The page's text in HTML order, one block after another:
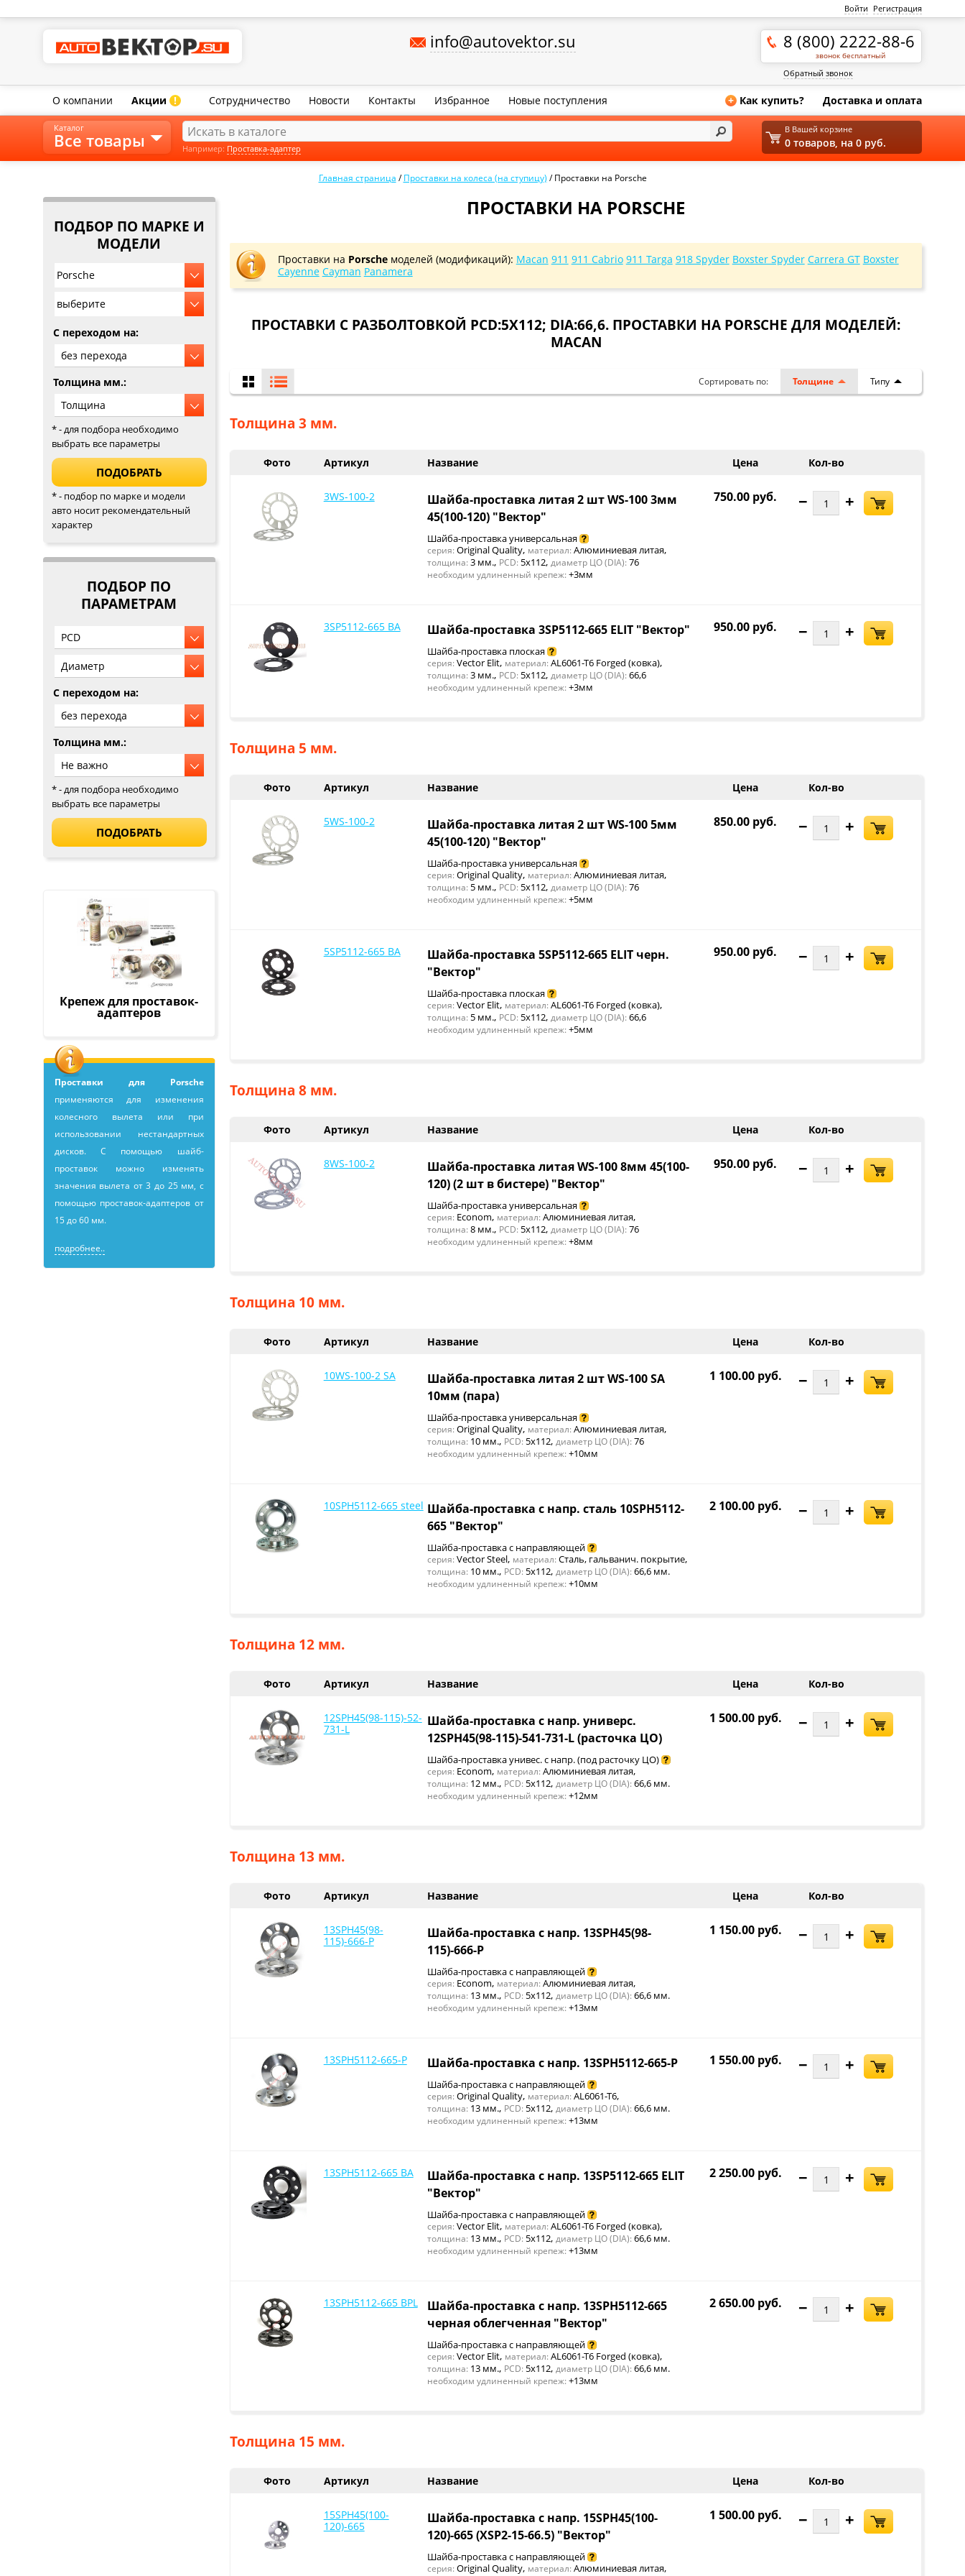
Войти Регистрация
info@autovektor.su 8 (800) 2222-88-6
звонок бесплатный
Обратный звонок
О компании Акции ! Сотрудничество Новости Контакты Избранное Новые поступления + Как купить? Доставка и оплата
Главная страница /Проставки на колеса (на ступицу) /Проставки на Porsche
ПОДБОР ПО МАРКЕ И
МОДЕЛИ
Porsche
выберите
C переходом на:
Толщина мм.:
* - для подбора необходимо
выбрать все параметры
* - подбор по марке и модели
авто носит рекомендательный
характер
ПОДБОР ПО
ПАРАМЕТРАМ
C переходом на:
Толщина мм.:
* - для подбора необходимо
выбрать все параметры
Крепеж для проставок-
адаптеров
Проставки для Porsche
применяютcя для изменения
колесного вылета или при
использовании нестандартных
дисков. С помощью шайб-
проставок можно изменять
значения вылета от 3 до 25 мм, с
помощью проставок-адаптеров от
15 до 60 мм.
подробнее..
ПРОСТАВКИ НА PORSCHE
Проставки на Porscheмоделей (модификаций): Macan 911 911 Cabrio 911 Targa 918 Spyder Boxster Spyder Carrera GT Boxster
Cayenne Cayman Panamera
ПРОСТАВКИ С РАЗБОЛТОВКОЙ PCD:5X112; DIA:66,6. ПРОСТАВКИ НА PORSCHE ДЛЯ МОДЕЛЕЙ:
MACAN
Сортировать по: Толщине Типу
Толщина 3 мм.
Фото Артикул Кол-во
Цена
Название
3WS-100-2 − +
750.00 руб.
Шайба-проставка литая 2 шт WS-100 3мм
45(100-120) "Вектор"
Шайба-проставка универсальная
серия: Original Quality, материал: Алюминиевая литая,
толщина: 3 мм., PCD: 5x112,диаметр ЦО (DIA): 76
необходим удлиненный крепеж: +3мм
3SP5112-665 BA − +
950.00 руб.
Шайба-проставка 3SP5112-665 ELIT "Вектор"
Шайба-проставка плоская
серия: Vector Elit, материал: AL6061-T6 Forged (ковка),
толщина: 3 мм., PCD: 5x112,диаметр ЦО (DIA): 66,6
необходим удлиненный крепеж: +3мм
Толщина 5 мм.
Фото Артикул Кол-во
Цена
Название
5WS-100-2 − +
850.00 руб.
Шайба-проставка литая 2 шт WS-100 5мм
45(100-120) "Вектор"
Шайба-проставка универсальная
серия: Original Quality, материал: Алюминиевая литая,
толщина: 5 мм., PCD: 5x112,диаметр ЦО (DIA): 76
необходим удлиненный крепеж: +5мм
5SP5112-665 BA − +
950.00 руб.
Шайба-проставка 5SP5112-665 ELIT черн.
"Вектор"
Шайба-проставка плоская
серия: Vector Elit, материал: AL6061-T6 Forged (ковка),
толщина: 5 мм., PCD: 5x112,диаметр ЦО (DIA): 66,6
необходим удлиненный крепеж: +5мм
Толщина 8 мм.
Фото Артикул Кол-во
Цена
Название
8WS-100-2 − +
950.00 руб.
Шайба-проставка литая WS-100 8мм 45(100-
120) (2 шт в бистере) "Вектор"
Шайба-проставка универсальная
серия: Econom, материал: Алюминиевая литая,
толщина: 8 мм., PCD: 5x112,диаметр ЦО (DIA): 76
необходим удлиненный крепеж: +8мм
Толщина 10 мм.
Фото Артикул Кол-во
Цена
Название
10WS-100-2 SA − +
1 100.00 руб.
Шайба-проставка литая 2 шт WS-100 SA
10мм (пара)
Шайба-проставка универсальная
серия: Original Quality, материал: Алюминиевая литая,
толщина: 10 мм., PCD: 5x112,диаметр ЦО (DIA): 76
необходим удлиненный крепеж: +10мм
10SPH5112-665 steel − +
2 100.00 руб.
Шайба-проставка с напр. сталь 10SPH5112-
665 "Вектор"
Шайба-проставка с направляющей
серия: Vector Steel, материал: Сталь, гальванич. покрытие,
толщина: 10 мм., PCD: 5x112,диаметр ЦО (DIA): 66,6 мм.
необходим удлиненный крепеж: +10мм
Толщина 12 мм.
Фото Артикул Кол-во
Цена
Название
12SPH45(98-115)-52-
731-L
− +
1 500.00 руб.
Шайба-проставка с напр. универс.
12SPH45(98-115)-541-731-L (расточка ЦО)
Шайба-проставка унивес. с напр. (под расточку ЦО)
серия: Econom, материал: Алюминиевая литая,
толщина: 12 мм., PCD: 5x112,диаметр ЦО (DIA): 66,6 мм.
необходим удлиненный крепеж: +12мм
Толщина 13 мм.
Фото Артикул Кол-во
Цена
Название
13SPH45(98-
115)-666-P
− +
1 150.00 руб.
Шайба-проставка с напр. 13SPH45(98-
115)-666-P
Шайба-проставка с направляющей
серия: Econom, материал: Алюминиевая литая,
толщина: 13 мм., PCD: 5x112,диаметр ЦО (DIA): 66,6 мм.
необходим удлиненный крепеж: +13мм
13SPH5112-665-P − +
1 550.00 руб.
Шайба-проставка с напр. 13SPH5112-665-P
Шайба-проставка с направляющей
серия: Original Quality, материал: AL6061-T6,
толщина: 13 мм., PCD: 5x112,диаметр ЦО (DIA): 66,6 мм.
необходим удлиненный крепеж: +13мм
13SPH5112-665 BA − +
2 250.00 руб.
Шайба-проставка с напр. 13SP5112-665 ELIT
"Вектор"
Шайба-проставка с направляющей
серия: Vector Elit, материал: AL6061-T6 Forged (ковка),
толщина: 13 мм., PCD: 5x112,диаметр ЦО (DIA): 66,6 мм.
необходим удлиненный крепеж: +13мм
13SPH5112-665 BPL − +
2 650.00 руб.
Шайба-проставка с напр. 13SPH5112-665
черная облегченная "Вектор"
Шайба-проставка с направляющей
серия: Vector Elit, материал: AL6061-T6 Forged (ковка),
толщина: 13 мм., PCD: 5x112,диаметр ЦО (DIA): 66,6 мм.
необходим удлиненный крепеж: +13мм
Толщина 15 мм.
Фото Артикул Кол-во
Цена
Название
15SPH45(100-
120)-665
− +
1 500.00 руб.
Шайба-проставка с напр. 15SPH45(100-
120)-665 (XSP2-15-66.5) "Вектор"
Шайба-проставка с направляющей
серия: Original Quality, материал: Алюминиевая литая,
Каталог
Все товары
В Вашей корзине
0 товаров, на 0 руб.
Например: Проставка-адаптер